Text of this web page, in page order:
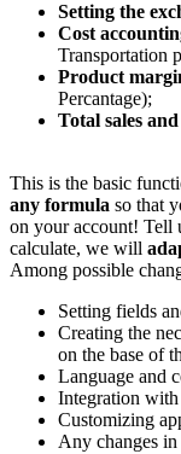
Setting the
Cost
Transportation
Product
Percantage);
Total sales
This is the basic
any formula so that
on your account! Tell
calculate, we will
Among possible
Setting fields
Creating the
on the base of
Language and
Integration with
Customizing
Any changes